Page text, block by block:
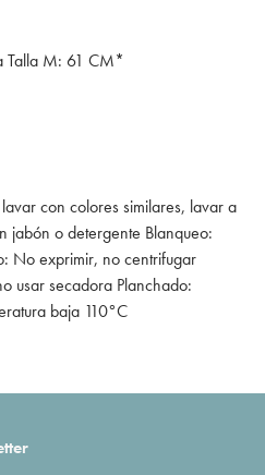
Talla M: 61 CM*
con colores similares, lavar a
jabón o detergente Blanqueo:
No exprimir, no centrifugar
usar secadora Planchado:
baja 110°C